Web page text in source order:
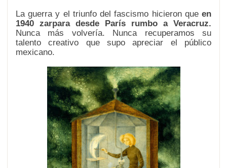
La guerra y el triunfo del fascismo hicieron queen
1940 zarpara desde París rumbo a Veracruz.
Nunca más volvería. Nunca recuperamos su
talento creativo que supo apreciar el público
mexicano.